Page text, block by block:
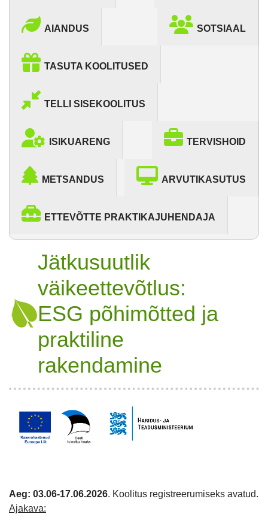
AIANDUS SOTSIAAL
TASUTA KOOLITUSED
TELLI SISEKOOLITUS
ISIKUARENG TERVISHOID
METSANDUS ARVUTIKASUTUS
ETTEVÕTTE PRAKTIKAJUHENDAJA
Jätkusuutlik
väikeettevõtlus:
ESG põhimõtted ja
praktiline
rakendamine
Aeg: 03.06-17.06.2026. Koolitus registreerumiseks avatud.
Ajakava: